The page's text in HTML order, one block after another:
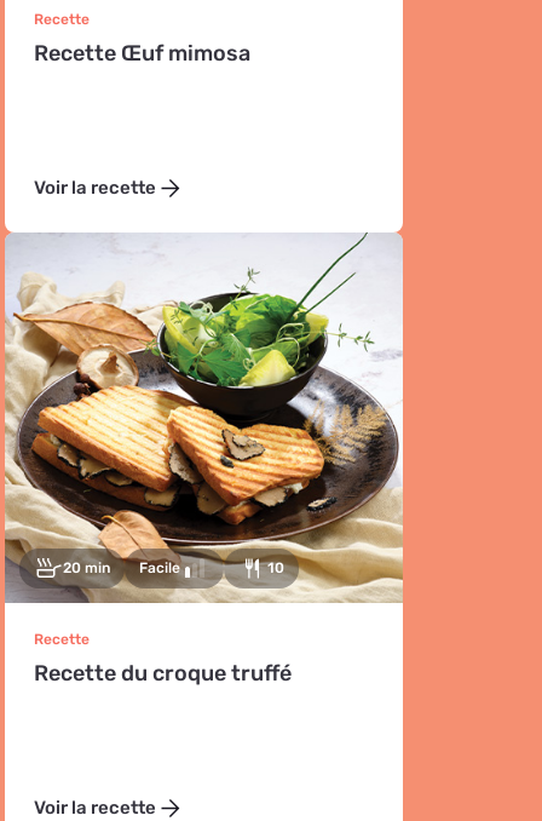
Recette
Recette Œuf mimosa
Voir la recette
20 min Facile 10
Recette
Recette du croque truffé
Voir la recette